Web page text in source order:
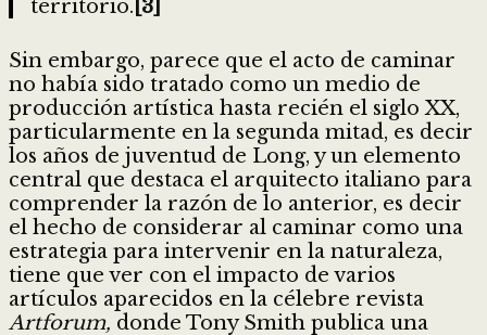
territorio. [3]
Sin embargo, parece que el acto de caminar
no había sido tratado como un medio de
producción artística hasta recién el siglo XX,
particularmente en la segunda mitad, es decir
los años de juventud de Long, y un elemento
central que destaca el arquitecto italiano para
comprender la razón de lo anterior, es decir
el hecho de considerar al caminar como una
estrategia para intervenir en la naturaleza,
tiene que ver con el impacto de varios
artículos aparecidos en la célebre revista
Artforum, donde Tony Smith publica una